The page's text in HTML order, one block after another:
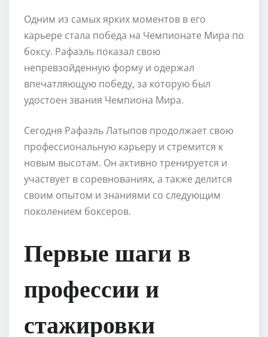
Одним из самых ярких моментов в его
карьере стала победа на Чемпионате Мира по
боксу. Рафаэль показал свою
непревзойденную форму и одержал
впечатляющую победу, за которую был
удостоен звания Чемпиона Мира.
Сегодня Рафаэль Латыпов продолжает свою
профессиональную карьеру и стремится к
новым высотам. Он активно тренируется и
участвует в соревнованиях, а также делится
своим опытом и знаниями со следующим
поколением боксеров.
Первые шаги в
профессии и
стажировки